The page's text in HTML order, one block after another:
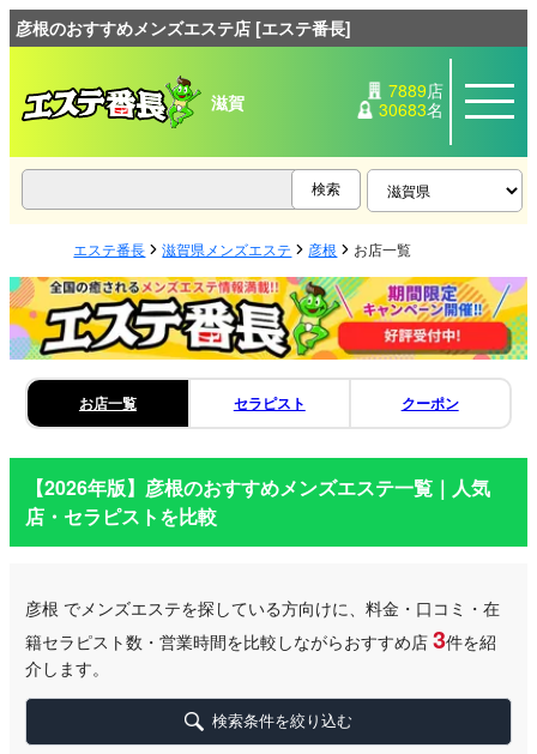
彦根のおすすめメンズエステ店 [エステ番長]
滋賀 7889店
30683名
エステ番長 滋賀県メンズエステ 彦根 お店一覧
お店一覧 セラピスト クーポン
【2026年版】 彦根のおすすめメンズエステ一覧｜人気
店・セラピストを比較
彦根 でメンズエステを探している方向けに、料金・口コミ・在
籍セラピスト数・営業時間を比較しながらおすすめ店3件を紹
介します。
検索条件を絞り込む